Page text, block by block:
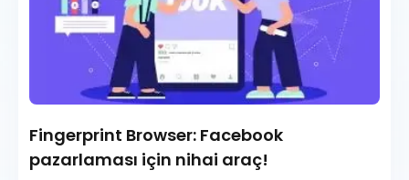
Fingerprint Browser: Facebook
pazarlaması için nihai araç!